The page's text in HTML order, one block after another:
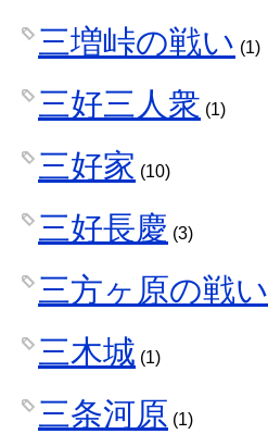
三増峠の戦い (1)
三好三人衆 (1)
三好家 (10)
三好長慶 (3)
三方ヶ原の戦い
三木城 (1)
三条河原 (1)